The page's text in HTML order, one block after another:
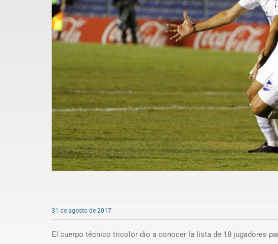
31 de agosto de 2017
El cuerpo técnico tricolor dio a conocer la lista de 18 jugadores